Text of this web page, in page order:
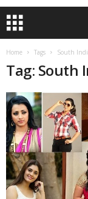
Home Tags South
Tag: South